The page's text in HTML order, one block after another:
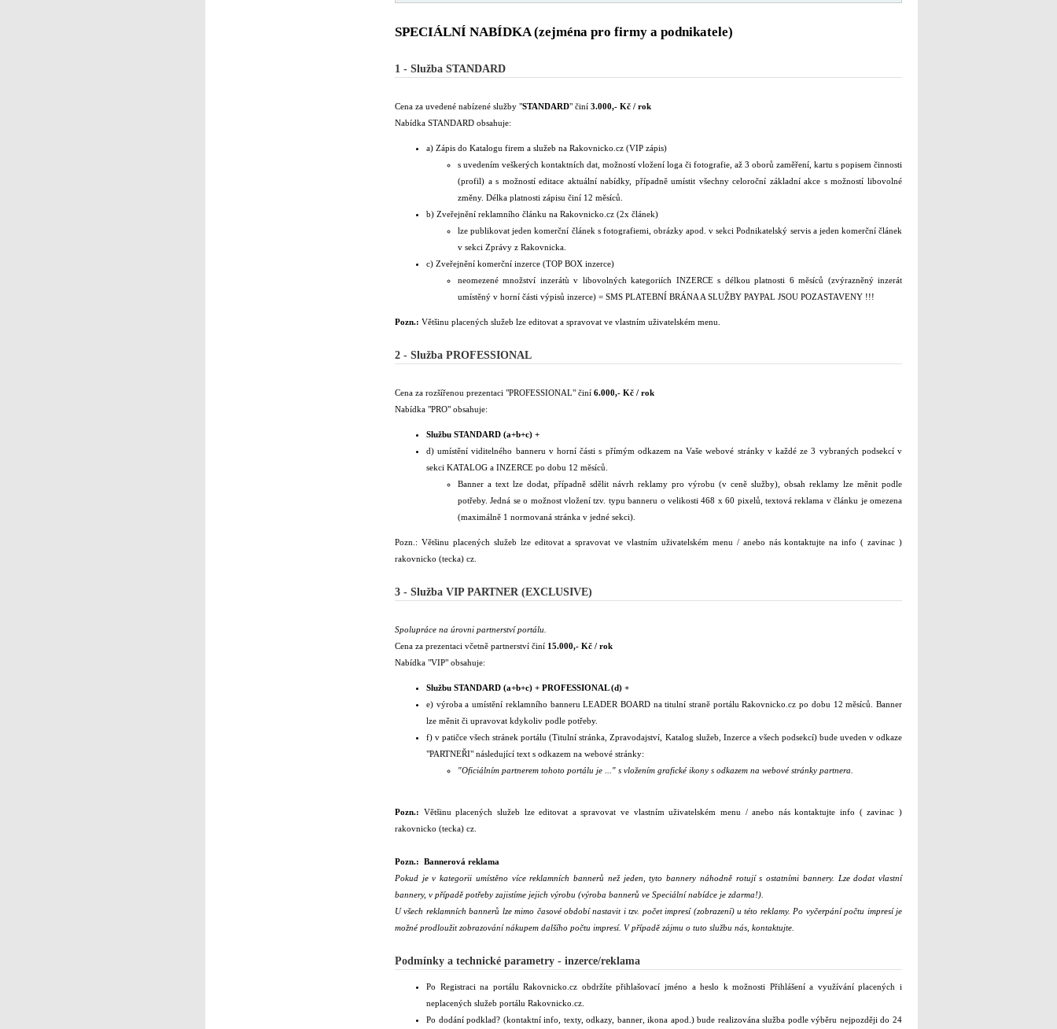
SPECIÁLNÍ NABÍDKA (zejména pro firmy a podnikatele)
1 - Služba STANDARD
Cena za uvedené nabízené služby "STANDARD" činí 3.000,- Kč / rok
Nabídka STANDARD obsahuje:
a) Zápis do Katalogu firem a služeb na Rakovnicko.cz (VIP zápis)
s uvedením veškerých kontaktních dat, možností vložení loga či fotografie, až 3 oborů zaměření, kartu s popisem činnosti
(profil) a s možností editace aktuální nabídky, případně umístit všechny celoroční základní akce s možností libovolné
změny. Délka platnosti zápisu činí 12 měsíců.
b) Zveřejnění reklamního článku na Rakovnicko.cz (2x článek)
lze publikovat jeden komerční článek s fotografiemi, obrázky apod. v sekci Podnikatelský servis a jeden komerční článek
v sekci Zprávy z Rakovnicka.
c) Zveřejnění komerční inzerce (TOP BOX inzerce)
neomezené množství inzerátù v libovolných kategoriích INZERCE s délkou platnosti 6 měsíců (zvýrazněný inzerát
umístěný v horní části výpisů inzerce) = SMS PLATEBNÍ BRÁNA A SLUŽBY PAYPAL JSOU POZASTAVENY !!!
Pozn.: Většinu placených služeb lze editovat a spravovat ve vlastním uživatelském menu.
2 - Služba PROFESSIONAL
Cena za rozšířenou prezentaci "PROFESSIONAL" činí 6.000,- Kč / rok
Nabídka "PRO" obsahuje:
Službu STANDARD (a+b+c) +
d) umístění viditelného banneru v horní části s přímým odkazem na Vaše webové stránky v každé ze 3 vybraných podsekcí v
sekci KATALOG a INZERCE po dobu 12 měsíců.
Banner a text lze dodat, případně sdělit návrh reklamy pro výrobu (v ceně služby), obsah reklamy lze měnit podle
potřeby. Jedná se o možnost vložení tzv. typu banneru o velikosti 468 x 60 pixelů, textová reklama v článku je omezena
(maximálně 1 normovaná stránka v jedné sekci).
Pozn.: Většinu placených služeb lze editovat a spravovat ve vlastním uživatelském menu / anebo nás kontaktujte na info ( zavinac )
rakovnicko (tecka) cz.
3 - Služba VIP PARTNER (EXCLUSIVE)
Spolupráce na úrovni partnerství portálu.
Cena za prezentaci včetně partnerství činí 15.000,- Kč / rok
Nabídka "VIP" obsahuje:
Službu STANDARD (a+b+c) + PROFESSIONAL (d) +
e) výroba a umístění reklamního banneru LEADER BOARD na titulní straně portálu Rakovnicko.cz po dobu 12 měsíců. Banner
lze měnit či upravovat kdykoliv podle potřeby.
f) v patičce všech stránek portálu (Titulní stránka, Zpravodajství, Katalog služeb, Inzerce a všech podsekcí) bude uveden v odkaze
"PARTNEŘI" následující text s odkazem na webové stránky:
"Oficiálním partnerem tohoto portálu je ..." s vložením grafické ikony s odkazem na webové stránky partnera.
Pozn.: Většinu placených služeb lze editovat a spravovat ve vlastním uživatelském menu / anebo nás kontaktujte info ( zavinac )
rakovnicko (tecka) cz.
Pozn.: Bannerová reklama
Pokud je v kategorii umístěno více reklamních bannerů než jeden, tyto bannery náhodně rotují s ostatními bannery. Lze dodat vlastní
bannery, v případě potřeby zajistíme jejich výrobu (výroba bannerů ve Speciální nabídce je zdarma!).
U všech reklamních bannerů lze mimo časové období nastavit i tzv. počet impresí (zobrazení) u této reklamy. Po vyčerpání počtu impresí je
možné prodloužit zobrazování nákupem dalšího počtu impresí. V případě zájmu o tuto službu nás, kontaktujte.
Podmínky a technické parametry - inzerce/reklama
Po Registraci na portálu Rakovnicko.cz obdržíte přihlašovací jméno a heslo k možnosti Přihlášení a využívání placených i
neplacených služeb portálu Rakovnicko.cz.
Po dodání podklad? (kontaktní info, texty, odkazy, banner, ikona apod.) bude realizována služba podle výběru nejpozději do 24